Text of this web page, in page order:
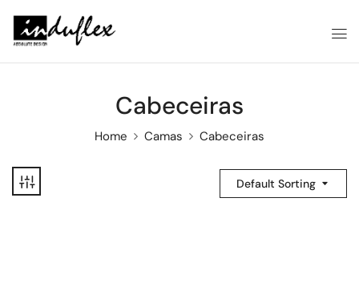
Cabeceiras
Home Camas Cabeceiras
Default Sorting